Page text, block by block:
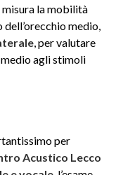
misura la mobilità
dell’orecchio medio,
, per valutare
agli stimoli
per
Acustico Lecco